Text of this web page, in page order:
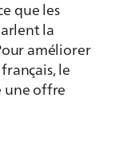
que les
la
améliorer
le
une offre